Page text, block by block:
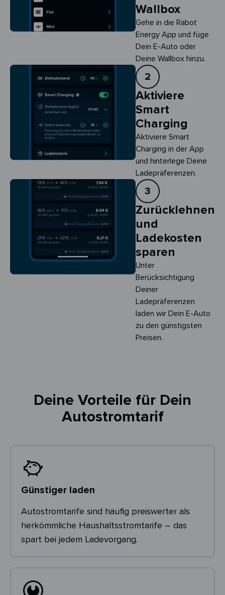
Wallbox
Gehe in die Rabot
Energy App und füge
Dein E-Auto oder
Deine Wallbox hinzu.
2
Aktiviere
Smart
Charging
Aktiviere Smart
Charging in der App
und hinterlege Deine
Ladepräferenzen.
3
Zurücklehnen
und
Ladekosten
sparen
Unter
Berücksichtigung
Deiner
Ladepräferenzen
laden wir Dein E-Auto
zu den günstigsten
Preisen.
Deine Vorteile für Dein
Autostromtarif
Günstiger laden
Autostromtarife sind häufig preiswerter als
herkömmliche Haushaltsstromtarife – das
spart bei jedem Ladevorgang.